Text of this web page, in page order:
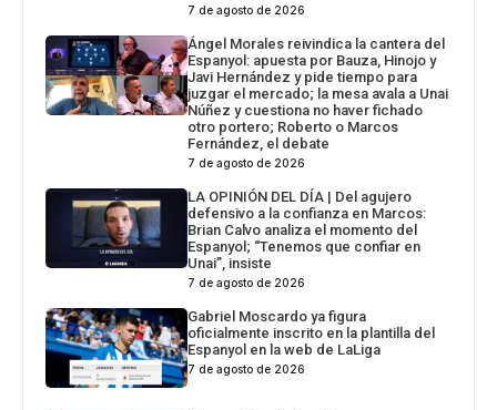
7 de agosto de 2026
Ángel Morales reivindica la cantera del
Espanyol: apuesta por Bauza, Hinojo y
Javi Hernández y pide tiempo para
juzgar el mercado; la mesa avala a Unai
Núñez y cuestiona no haver fichado
otro portero; Roberto o Marcos
Fernández, el debate
7 de agosto de 2026
LA OPINIÓN DEL DÍA | Del agujero
defensivo a la confianza en Marcos:
Brian Calvo analiza el momento del
Espanyol; “Tenemos que confiar en
Unai”, insiste
7 de agosto de 2026
Gabriel Moscardo ya figura
oficialmente inscrito en la plantilla del
Espanyol en la web de LaLiga
7 de agosto de 2026